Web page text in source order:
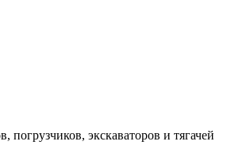
погрузчиков, экскаваторов и тягачей